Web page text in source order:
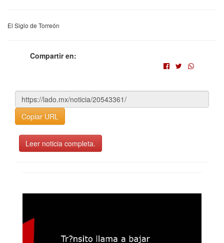
El Siglo de Torreón
Compartir en:
Copiar URL
Leer noticia completa.